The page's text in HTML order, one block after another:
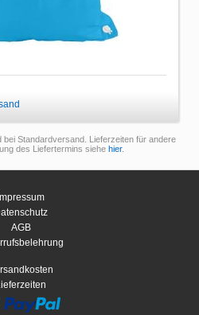
Standardversand. Lieferzeiten für andere
des Liefertermins siehe hier.
AGB